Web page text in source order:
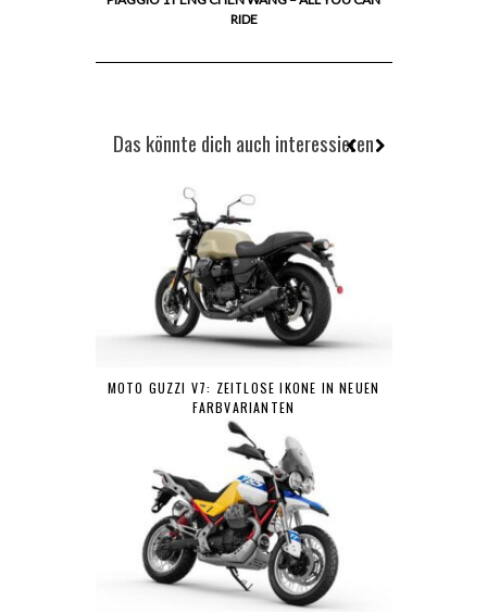
RIDE
Das könnte dich auch interessieren
MOTO GUZZI V7: ZEITLOSE IKONE IN NEUEN
FARBVARIANTEN